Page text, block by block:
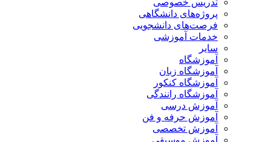
تدریس خصوصی
پروژه‌های دانشگاهی
فرصت‌های دانشجویی
خدمات آموزشی
سایر
آموزشگاه
آموزشگاه زبان
آموزشگاه کنکور
آموزشگاه رانندگی
آموزش درسی
آموزش حرفه و فن
آموزش تخصصی